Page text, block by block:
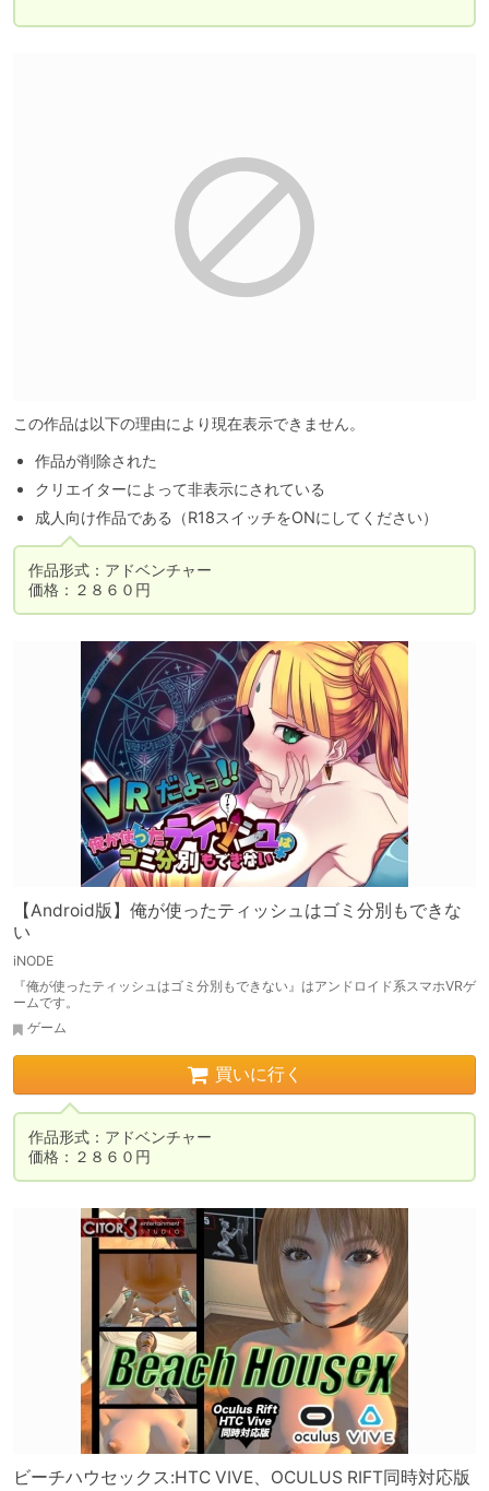
この作品は以下の理由により現在表示できません。
作品が削除された
クリエイターによって非表示にされている
成人向け作品である（R18スイッチをONにしてください）
作品形式：アドベンチャー
価格：２８６０円
【Android版】俺が使ったティッシュはゴミ分別もできな
い
iNODE
『俺が使ったティッシュはゴミ分別もできない』はアンドロイド系スマホVRゲ
ームです。
ゲーム
買いに行く
作品形式：アドベンチャー
ビーチハウセックス:HTC VIVE、OCULUS RIFT同時対応版